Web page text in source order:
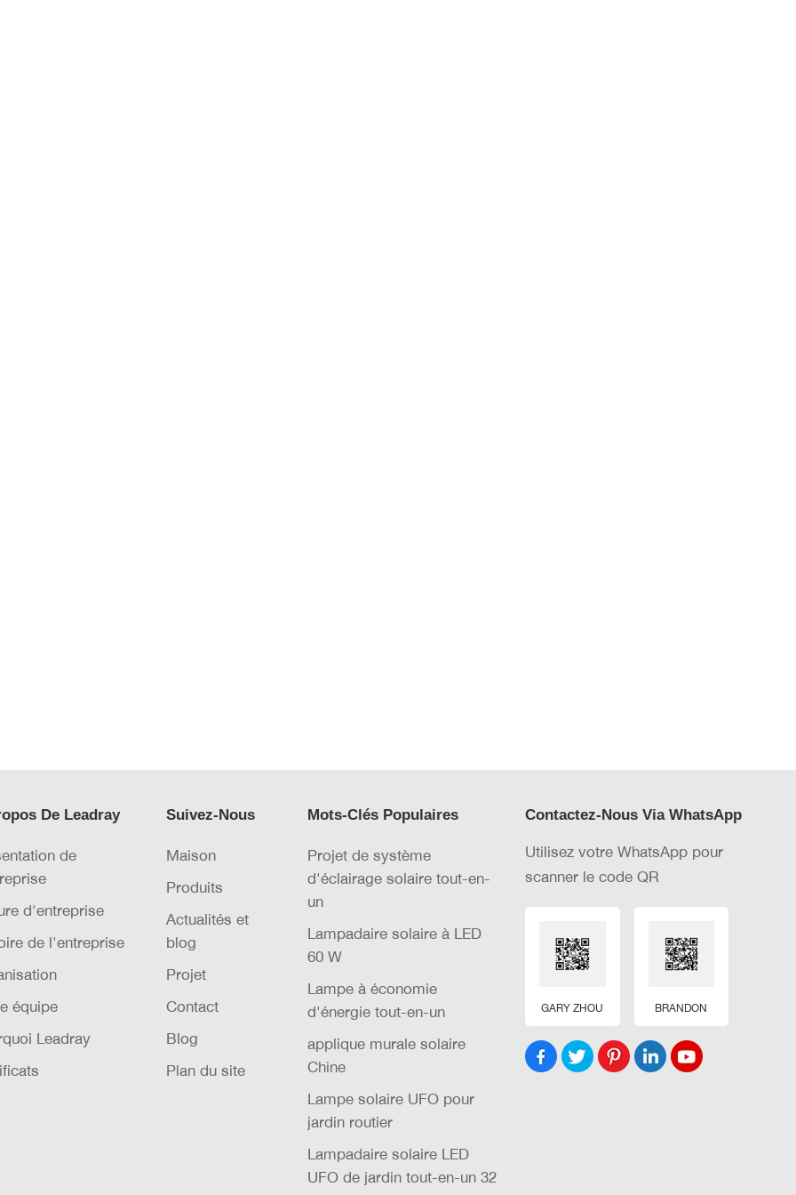
De Leadray
de
d'entreprise
de l'entreprise
équipe
Leadray
Suivez-Nous
Maison
Produits
Actualités et
blog
Projet
Contact
Blog
Plan du site
Mots-Clés Populaires
Projet de système
d'éclairage solaire tout-en-
un
Lampadaire solaire à LED
60 W
Lampe à économie
d'énergie tout-en-un
applique murale solaire
Chine
Lampe solaire UFO pour
jardin routier
Lampadaire solaire LED
UFO de jardin tout-en-un 32
Contactez-Nous Via WhatsApp
Utilisez votre WhatsApp pour
scanner le code QR
GARY ZHOU BRANDON